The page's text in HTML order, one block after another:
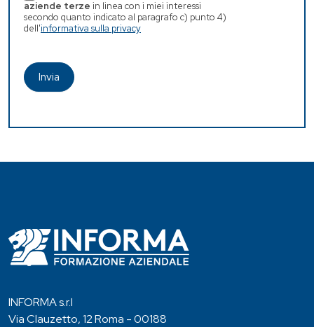
aziende terze in linea con i miei interessi
secondo quanto indicato al paragrafo c) punto 4)
dell'informativa sulla privacy
Invia
INFORMA s.r.l
Via Clauzetto, 12 Roma - 00188